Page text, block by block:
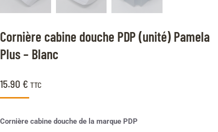
Cornière cabine douche PDP (unité) Pamela
Plus – Blanc
15.90 € TTC
Cornière cabine douche de la marque PDP